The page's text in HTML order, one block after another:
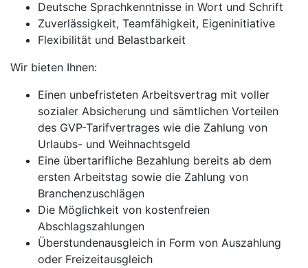
Deutsche Sprachkenntnisse in Wort und Schrift
Zuverlässigkeit, Teamfähigkeit, Eigeninitiative
Flexibilität und Belastbarkeit
Wir bieten Ihnen:
Einen unbefristeten Arbeitsvertrag mit voller
sozialer Absicherung und sämtlichen Vorteilen
des GVP-Tarifvertrages wie die Zahlung von
Urlaubs- und Weihnachtsgeld
Eine übertarifliche Bezahlung bereits ab dem
ersten Arbeitstag sowie die Zahlung von
Branchenzuschlägen
Die Möglichkeit von kostenfreien
Abschlagszahlungen
Überstundenausgleich in Form von Auszahlung
oder Freizeitausgleich